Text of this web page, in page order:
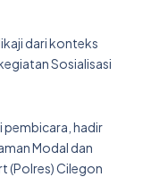
dari konteks
Sosialisasi
pembicara, hadir
Modal dan
(Polres) Cilegon